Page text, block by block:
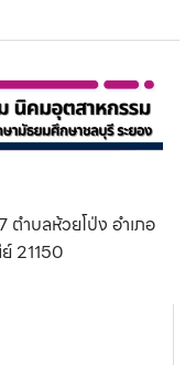
ตำบลห้วยโป่ง อำเภอ
21150